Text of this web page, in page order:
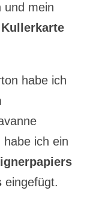
mein
Kullerkarte
habe ich
ich ein
eingefügt.